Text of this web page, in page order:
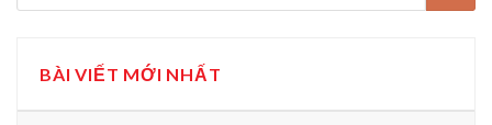
BÀI VIẾT MỚI NHẤT